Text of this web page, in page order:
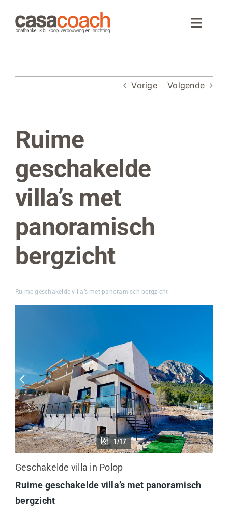
naar
inhoud
Toggle
Wonen in Spanje
Webinar
Over CasaCoach
Vorige Volgende
Bekijk
grotere
Ruime
geschakelde
villa’s met
panoramisch
bergzicht
Ruime geschakelde villa’s met panoramisch bergzicht
1/17
Geschakelde villa in Polop
Ruime geschakelde villa’s met panoramisch
bergzicht